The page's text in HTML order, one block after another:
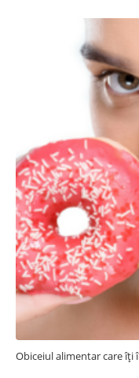
Obiceiul alimentar care